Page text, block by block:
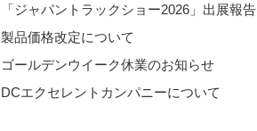
「ジャパントラックショー2026」出展報告
製品価格改定について
ゴールデンウイーク休業のお知らせ
DCエクセレントカンパニーについて